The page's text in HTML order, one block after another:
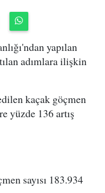
yapılan
adımlara ilişkin
kaçak göçmen
yüzde 136 artış
sayısı 183.934